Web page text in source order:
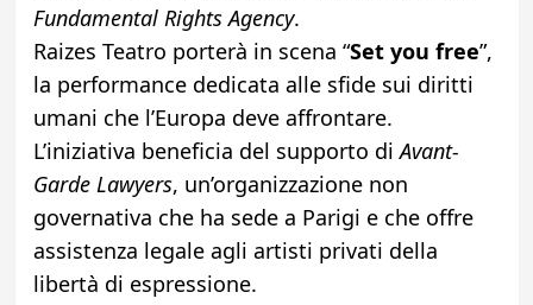
Fundamental Rights Agency.
Raizes Teatro porterà in scena “Set you free”,
la performance dedicata alle sfide sui diritti
umani che l’Europa deve affrontare.
L’iniziativa beneficia del supporto diAvant-
Garde Lawyers, un’organizzazione non
governativa che ha sede a Parigi e che offre
assistenza legale agli artisti privati della
libertà di espressione.